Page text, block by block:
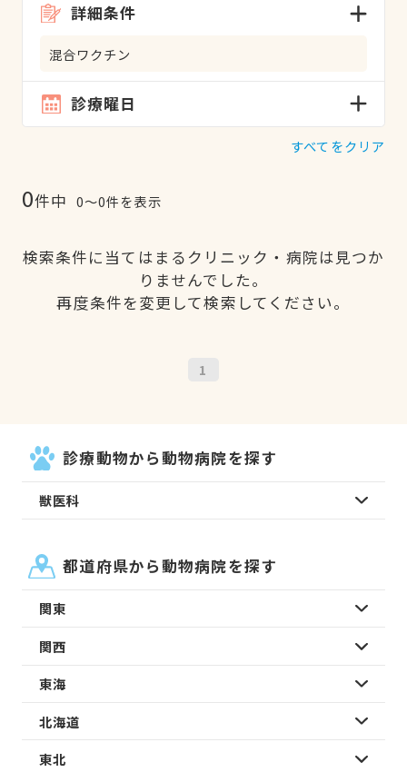
詳細条件
混合ワクチン
診療曜日
すべてをクリア
0件中 0〜0件を表示
検索条件に当てはまるクリニック・病院は見つか
りませんでした。
再度条件を変更して検索してください。
1
診療動物から動物病院を探す
獣医科
都道府県から動物病院を探す
関東
関西
東海
北海道
東北